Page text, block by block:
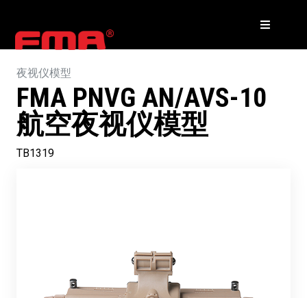
夜视仪模型
FMA PNVG AN/AVS-10
航空夜视仪模型
TB1319